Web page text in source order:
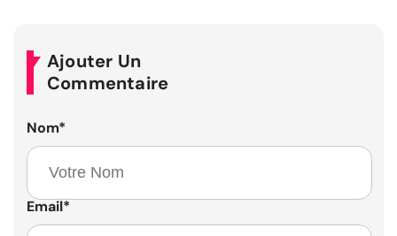
Ajouter Un
Commentaire
Nom*
Email*